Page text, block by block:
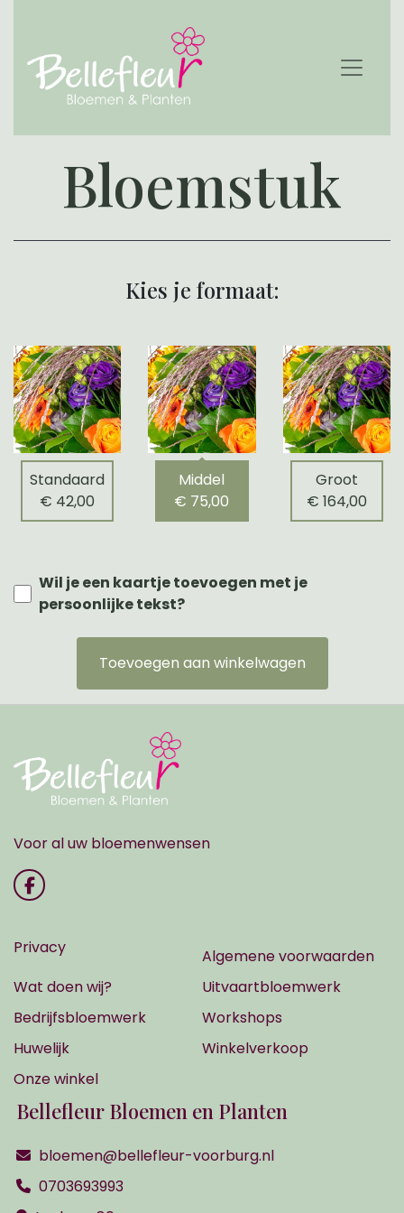
Bloemstuk
Kies je formaat:
Standaard
€ 42,00
Middel
€ 75,00
Groot
€ 164,00
Wil je een kaartje toevoegen met je
persoonlijke tekst?
Toevoegen aan winkelwagen
Voor al uw bloemenwensen
Privacy
Algemene voorwaarden
Wat doen wij?
Uitvaartbloemwerk
Bedrijfsbloemwerk
Workshops
Huwelijk
Winkelverkoop
Onze winkel
Bellefleur Bloemen en Planten
bloemen@bellefleur-voorburg.nl
0703693993